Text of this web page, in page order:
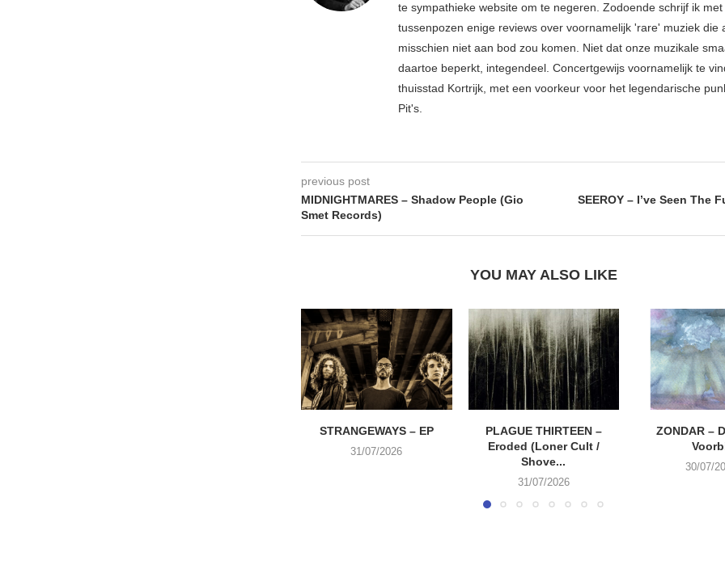
te sympathieke website om te negeren. Zodoende schrijf ik met
tussenpozen enige reviews over voornamelijk 'rare' muziek die
misschien niet aan bod zou komen. Niet dat onze muzikale
daartoe beperkt, integendeel. Concertgewijs voornamelijk te
thuisstad Kortrijk, met een voorkeur voor het legendarische
Pit's.
previous post
MIDNIGHTMARES – Shadow People (Gio
Smet Records)
SEEROY – I’ve Seen The
YOU MAY ALSO LIKE
STRANGEWAYS – EP
31/07/2026
PLAGUE THIRTEEN –
Eroded (Loner Cult /
Shove...
31/07/2026
ZONDAR –
30/07/